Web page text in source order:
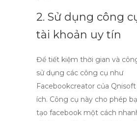
2. Sử dụng công
tài khoản uy tín
Để tiết kiệm thời gian và
sử dụng các công cụ như
Facebookcreator của
ích. Công cụ này cho phép
tạo facebook một cách